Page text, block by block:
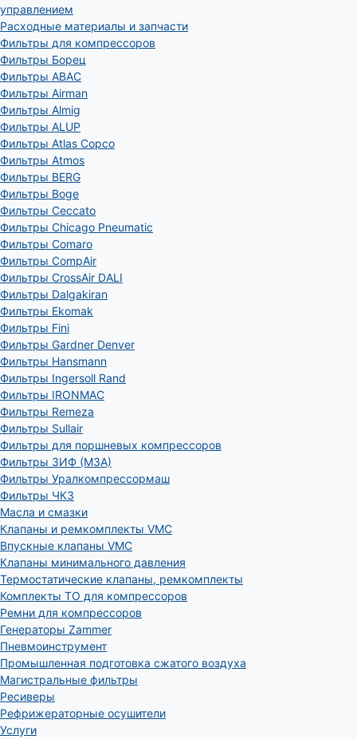
управлением
Расходные материалы и запчасти
Фильтры для компрессоров
Фильтры Борец
Фильтры ABAC
Фильтры Airman
Фильтры Almig
Фильтры ALUP
Фильтры Atlas Copco
Фильтры Atmos
Фильтры BERG
Фильтры Boge
Фильтры Ceccato
Фильтры Chicago Pneumatic
Фильтры Comaro
Фильтры CompAir
Фильтры CrossAir DALI
Фильтры Dalgakiran
Фильтры Ekomak
Фильтры Fini
Фильтры Gardner Denver
Фильтры Hansmann
Фильтры Ingersoll Rand
Фильтры IRONMAC
Фильтры Remeza
Фильтры Sullair
Фильтры для поршневых компрессоров
Фильтры ЗИФ (МЗА)
Фильтры Уралкомпрессормаш
Фильтры ЧКЗ
Масла и смазки
Клапаны и ремкомплекты VMC
Впускные клапаны VMC
Клапаны минимального давления
Термостатические клапаны, ремкомплекты
Комплекты ТО для компрессоров
Ремни для компрессоров
Генераторы Zammer
Пневмоинструмент
Промышленная подготовка сжатого воздуха
Магистральные фильтры
Ресиверы
Рефрижераторные осушители
Услуги